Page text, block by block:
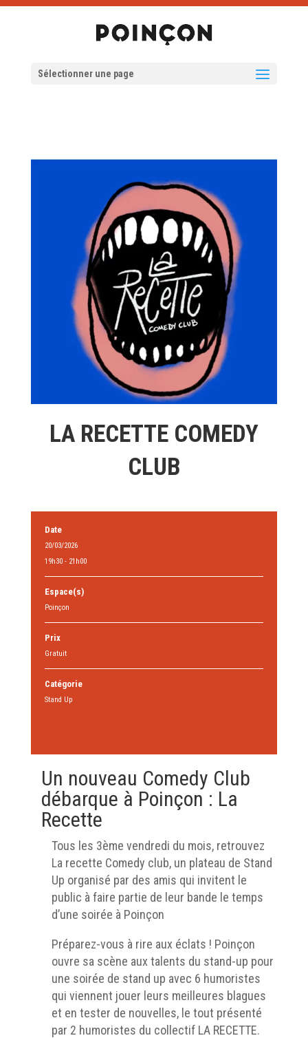
Sélectionner une page
LA RECETTE COMEDY
CLUB
Date
20/03/2026
19h30 - 21h00
Espace(s)
Poinçon
Prix
Gratuit
Catégorie
Stand Up
Un nouveau Comedy Club
débarque à Poinçon : La
Recette
Tous les 3ème vendredi du mois, retrouvez
La recette Comedy club, un plateau de Stand
Up organisé par des amis qui invitent le
public à faire partie de leur bande le temps
d’une soirée à Poinçon
Préparez-vous à rire aux éclats ! Poinçon
ouvre sa scène aux talents du stand-up pour
une soirée de stand up avec 6 humoristes
qui viennent jouer leurs meilleures blagues
et en tester de nouvelles, le tout présenté
par 2 humoristes du collectif LA RECETTE.